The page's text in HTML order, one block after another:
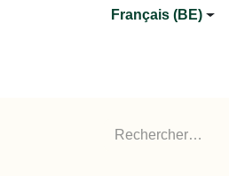
Se rendre au contenuFrançais (BE)